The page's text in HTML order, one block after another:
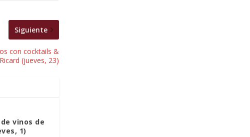
Siguiente
con cocktails &
(jueves, 23)
vinos de
1)